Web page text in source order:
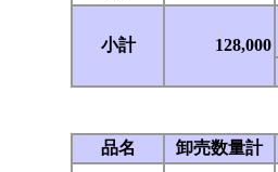
小計 128,000
品名 卸売数量計